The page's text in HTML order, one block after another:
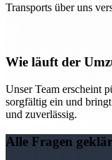
Transports über uns
Wie läuft der
Unser Team erscheint
sorgfältig ein und
und zuverlässig.
Alle Fragen